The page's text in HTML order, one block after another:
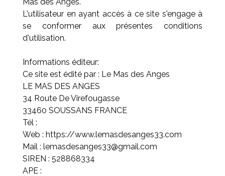
L'utilisateur en ayant accès à ce site s'engage à
se conformer aux présentes conditions
d'utilisation.
Informations éditeur:
Ce site est édité par : Le Mas des Anges
LE MAS DES ANGES
34 Route De Virefougasse
33460 SOUSSANS FRANCE
Tél :
Web : https://www.lemasdesanges33.com
Mail : lemasdesanges33@gmail.com
SIREN : 528868334
APE :